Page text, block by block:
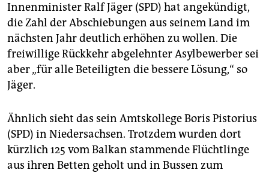
Innenminister Ralf Jäger (SPD) hat angekündigt,
die Zahl der Abschiebungen aus seinem Land im
nächsten Jahr deutlich erhöhen zu wollen. Die
freiwillige Rückkehr abgelehnter Asylbewerber sei
aber „für alle Beteiligten die bessere Lösung,“ so
Jäger.
Ähnlich sieht das sein Amtskollege Boris Pistorius
(SPD) in Niedersachsen. Trotzdem wurden dort
kürzlich 125 vom Balkan stammende Flüchtlinge
aus ihren Betten geholt und in Bussen zum